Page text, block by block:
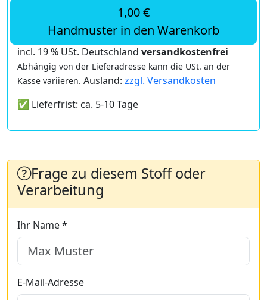
1,00 €
Handmuster in den Warenkorb
incl. 19 % USt. Deutschland versandkostenfrei
Abhängig von der Lieferadresse kann die USt. an der
Kasse variieren. Ausland: zzgl. Versandkosten
✅ Lieferfrist: ca. 5-10 Tage
Frage zu diesem Stoff oder
Verarbeitung
Ihr Name *
E-Mail-Adresse